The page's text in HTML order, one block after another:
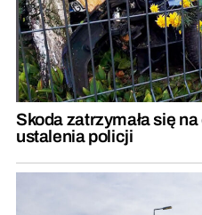
Skoda zatrzymała się
ustalenia policji